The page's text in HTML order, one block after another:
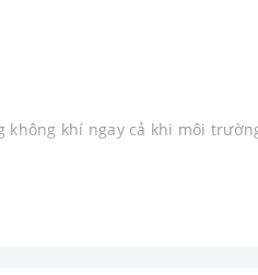
khí ngay cả khi môi
sử dụng 10 năm